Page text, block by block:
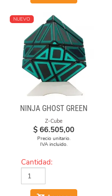
NUEVO
NINJA GHOST GREEN
Z-Cube
$ 66.505,00
Precio unitario.
IVA incluido.
Cantidad: